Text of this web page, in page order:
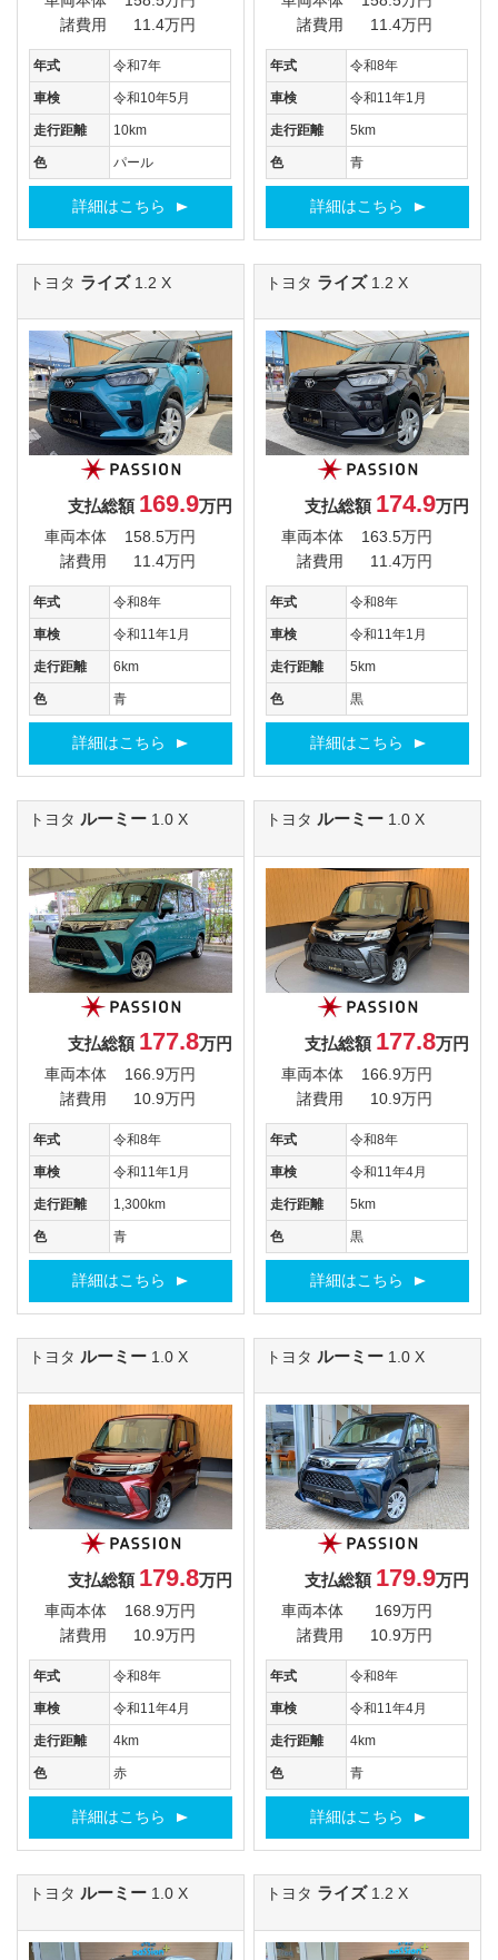
諸費用
11.4万円
年式 令和7年
車検 令和10年5月
走行距離 10km
色 パール
詳細はこちら
諸費用
11.4万円
年式 令和8年
車検 令和11年1月
走行距離 5km
色 青
詳細はこちら
トヨタ ライズ 1.2 X
支払総額 169.9万円
車両本体
158.5万円
諸費用
11.4万円
年式 令和8年
車検 令和11年1月
走行距離 6km
色 青
詳細はこちら
トヨタ ライズ 1.2 X
支払総額 174.9万円
車両本体
163.5万円
諸費用
11.4万円
年式 令和8年
車検 令和11年1月
走行距離 5km
色 黒
詳細はこちら
トヨタ ルーミー 1.0 X
支払総額 177.8万円
車両本体
166.9万円
諸費用
10.9万円
年式 令和8年
車検 令和11年1月
走行距離 1,300km
色 青
詳細はこちら
トヨタ ルーミー 1.0 X
支払総額 177.8万円
車両本体
166.9万円
諸費用
10.9万円
年式 令和8年
車検 令和11年4月
走行距離 5km
色 黒
詳細はこちら
トヨタ ルーミー 1.0 X
支払総額 179.8万円
車両本体
168.9万円
諸費用
10.9万円
年式 令和8年
車検 令和11年4月
走行距離 4km
色 赤
詳細はこちら
トヨタ ルーミー 1.0 X
支払総額 179.9万円
車両本体
169万円
諸費用
10.9万円
年式 令和8年
車検 令和11年4月
走行距離 4km
色 青
詳細はこちら
トヨタ ルーミー 1.0 X トヨタ ライズ 1.2 X